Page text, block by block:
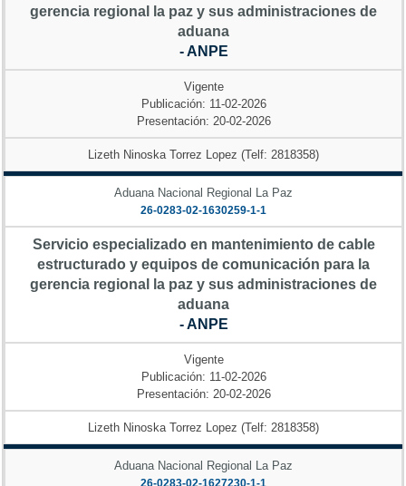
gerencia regional la paz y sus administraciones de
aduana
- ANPE
Vigente
Publicación: 11-02-2026
Presentación: 20-02-2026
Lizeth Ninoska Torrez Lopez (Telf: 2818358)
Aduana Nacional Regional La Paz
26-0283-02-1630259-1-1
Servicio especializado en mantenimiento de cable
estructurado y equipos de comunicación para la
gerencia regional la paz y sus administraciones de
aduana
- ANPE
Vigente
Publicación: 11-02-2026
Presentación: 20-02-2026
Lizeth Ninoska Torrez Lopez (Telf: 2818358)
Aduana Nacional Regional La Paz
26-0283-02-1627230-1-1